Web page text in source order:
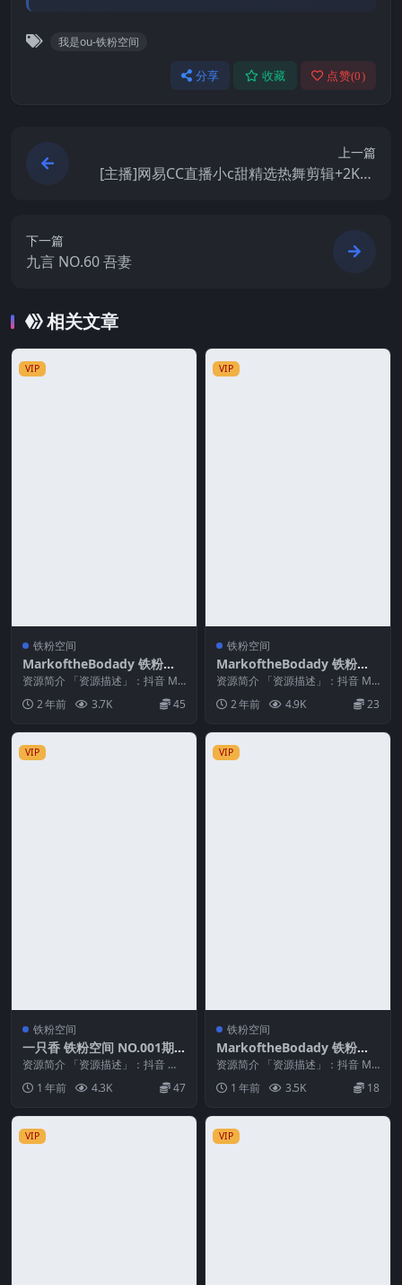
我是ou-铁粉空间
分享 收藏 点赞(0)
上一篇
[主播]网易CC直播小c甜精选热舞剪辑+2K60
下一篇
九言 NO.60 吾妻
相关文章
VIP
铁粉空间
MarkoftheBodady 铁粉空
间 NO.011期 最新至：2024.
11.21
资源简介 「资源描述」：抖音 Ma
rkoftheBodady 铁粉空间 NO.0...
2 年前 3.7K 45
VIP
铁粉空间
MarkoftheBodady 铁粉空
间 NO.001期
资源简介 「资源描述」：抖音 Ma
rkoftheBodady 铁粉空间 NO.0...
2 年前 4.9K 23
VIP
铁粉空间
一只香 铁粉空间 NO.001期
最新至：2025.2.7
资源简介 「资源描述」：抖音 一
只香 铁粉空间 NO.001期 【11P8
V】最...
1 年前 4.3K 47
VIP
铁粉空间
MarkoftheBodady 铁粉空
间 NO.014期 最新至：2025.
2.8
资源简介 「资源描述」：抖音 Ma
rkoftheBodady 铁粉空间 NO.0...
1 年前 3.5K 18
VIP VIP